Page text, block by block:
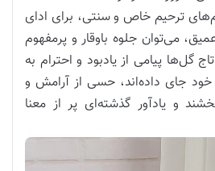
ترحیم خاص و سنتی، برای ادای
می‌توان جلوه باوقار و پرمفهوم
گل‌ها پیامی از یادبود و احترام به
جای داده‌اند، حسی از آرامش و
و یادآور گذشته‌ای پر از معنا